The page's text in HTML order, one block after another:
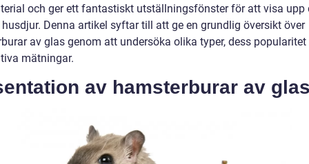
och ger ett fantastiskt utställningsfönster för att visa upp
Denna artikel syftar till att ge en grundlig översikt över
av glas genom att undersöka olika typer, dess popularitet
mätningar.
av hamsterburar av